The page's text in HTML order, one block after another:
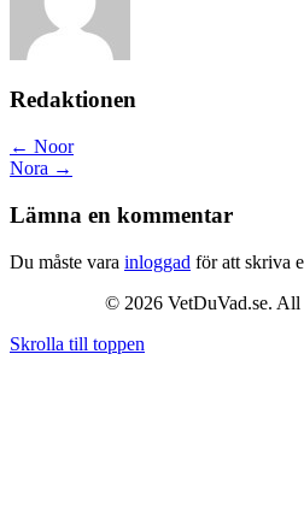
Redaktionen
Posts
navigation
← Noor
Nora →
Lämna en kommentar
Du måste vara inloggad för att skriva
© 2026 VetDuVad.se. All
Skrolla till toppen